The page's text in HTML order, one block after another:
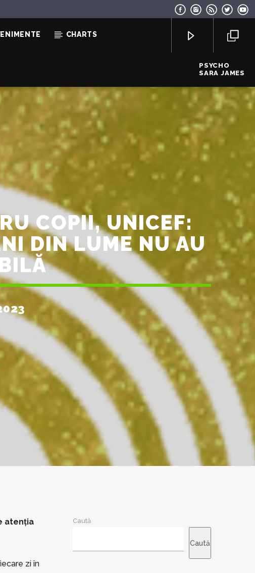
CHARTS
PSYCHO
SARA JAMES
COPII, UNICEF:
DIN LUME NU AU
atenția
zi în
Caută
Caută